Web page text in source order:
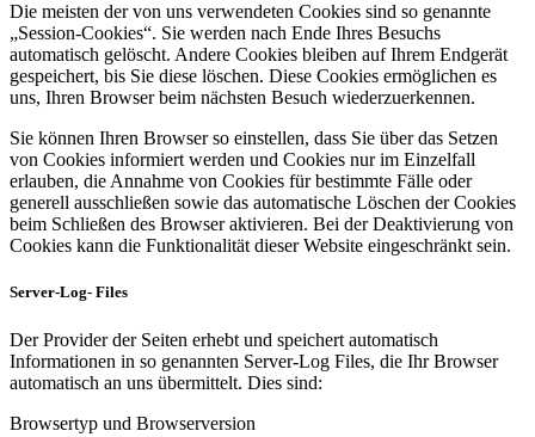
Die meisten der von uns verwendeten Cookies sind so genannte
„Session-Cookies“. Sie werden nach Ende Ihres Besuchs
automatisch gelöscht. Andere Cookies bleiben auf Ihrem Endgerät
gespeichert, bis Sie diese löschen. Diese Cookies ermöglichen es
uns, Ihren Browser beim nächsten Besuch wiederzuerkennen.
Sie können Ihren Browser so einstellen, dass Sie über das Setzen
von Cookies informiert werden und Cookies nur im Einzelfall
erlauben, die Annahme von Cookies für bestimmte Fälle oder
generell ausschließen sowie das automatische Löschen der Cookies
beim Schließen des Browser aktivieren. Bei der Deaktivierung von
Cookies kann die Funktionalität dieser Website eingeschränkt sein.
Server-Log- Files
Der Provider der Seiten erhebt und speichert automatisch
Informationen in so genannten Server-Log Files, die Ihr Browser
automatisch an uns übermittelt. Dies sind:
Browsertyp und Browserversion